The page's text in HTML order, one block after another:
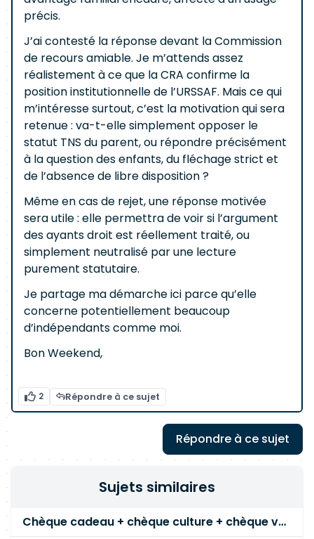
précis.
J’ai contesté la réponse devant la Commission
de recours amiable. Je m’attends assez
réalistement à ce que la CRA confirme la
position institutionnelle de l’URSSAF. Mais ce qui
m’intéresse surtout, c’est la motivation qui sera
retenue : va-t-elle simplement opposer le
statut TNS du parent, ou répondre précisément
à la question des enfants, du fléchage strict et
de l’absence de libre disposition ?
Même en cas de rejet, une réponse motivée
sera utile : elle permettra de voir si l’argument
des ayants droit est réellement traité, ou
simplement neutralisé par une lecture
purement statutaire.
Je partage ma démarche ici parce qu’elle
concerne potentiellement beaucoup
d’indépendants comme moi.
Bon Weekend,
2 Répondre à ce sujet
Répondre à ce sujet
Sujets similaires
Chèque cadeau + chèque culture + chèque vacances ?